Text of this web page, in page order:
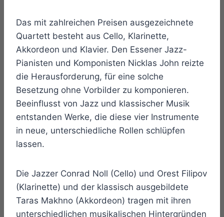
Das mit zahlreichen Preisen ausgezeichnete
Quartett besteht aus Cello, Klarinette,
Akkordeon und Klavier. Den Essener Jazz-
Pianisten und Komponisten Nicklas John reizte
die Herausforderung, für eine solche
Besetzung ohne Vorbilder zu komponieren.
Beeinflusst von Jazz und klassischer Musik
entstanden Werke, die diese vier Instrumente
in neue, unterschiedliche Rollen schlüpfen
lassen.
Die Jazzer Conrad Noll (Cello) und Orest Filipov
(Klarinette) und der klassisch ausgebildete
Taras Makhno (Akkordeon) tragen mit ihren
unterschiedlichen musikalischen Hintergründen